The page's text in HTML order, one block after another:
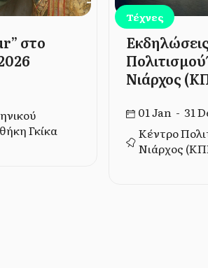
στο
Γκίκα
Τέχνες
Νιάρχος
01 Jan - 31
Κέντρο
Νιάρχος